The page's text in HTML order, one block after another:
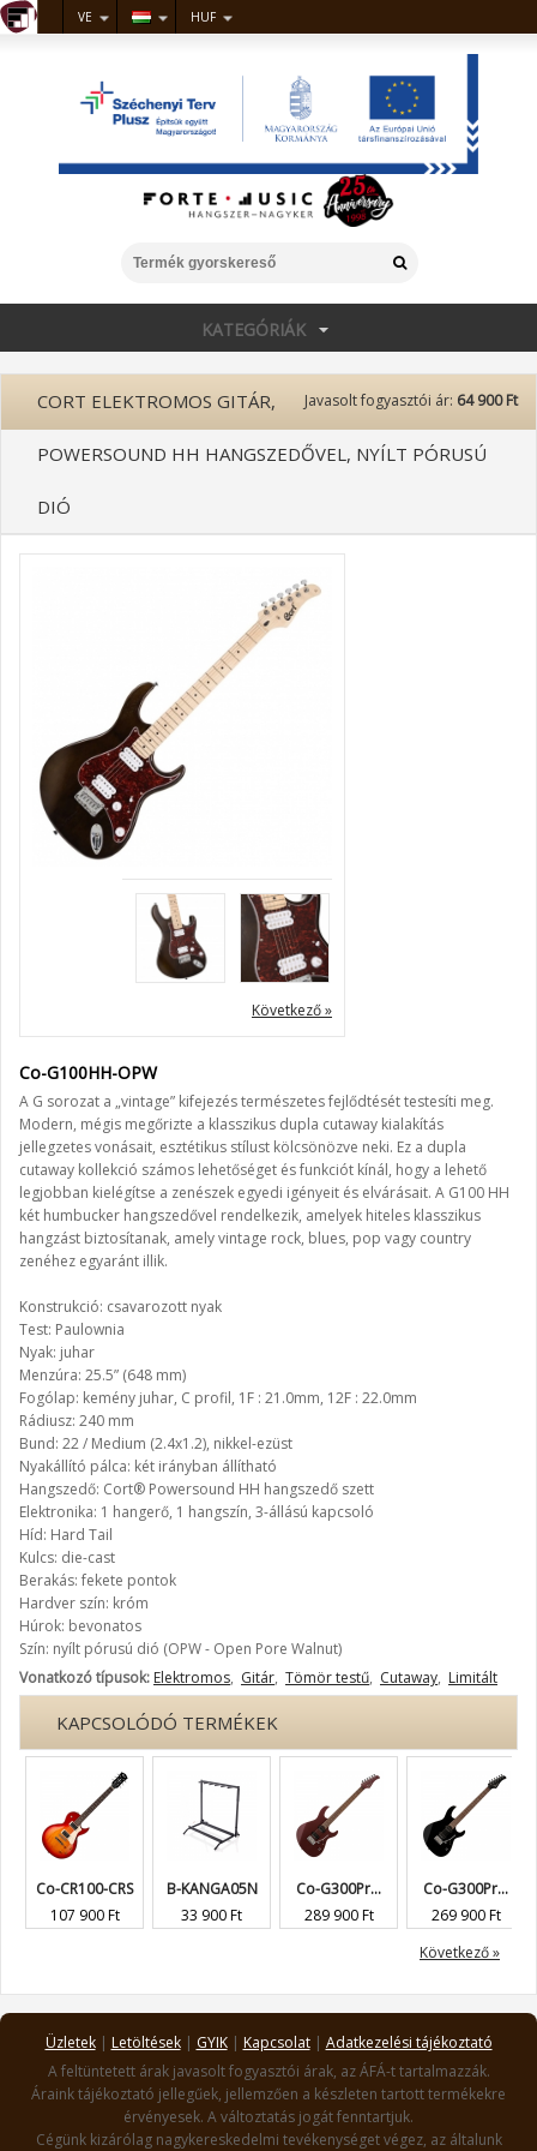
VE HUF
KATEGÓRIÁK
Javasolt fogyasztói ár: 64 900 Ft
CORT ELEKTROMOS GITÁR,
POWERSOUND HH HANGSZEDŐVEL, NYÍLT PÓRUSÚ
DIÓ
Következő »
Co-G100HH-OPW
A G sorozat a „vintage” kifejezés természetes fejlődtését testesíti meg.
Modern, mégis megőrizte a klasszikus dupla cutaway kialakítás
jellegzetes vonásait, esztétikus stílust kölcsönözve neki. Ez a dupla
cutaway kollekció számos lehetőséget és funkciót kínál, hogy a lehető
legjobban kielégítse a zenészek egyedi igényeit és elvárásait. A G100 HH
két humbucker hangszedővel rendelkezik, amelyek hiteles klasszikus
hangzást biztosítanak, amely vintage rock, blues, pop vagy country
zenéhez egyaránt illik.
Konstrukció: csavarozott nyak
Test: Paulownia
Nyak: juhar
Menzúra: 25.5” (648 mm)
Fogólap: kemény juhar, C profil, 1F : 21.0mm, 12F : 22.0mm
Rádiusz: 240 mm
Bund: 22 / Medium (2.4x1.2), nikkel-ezüst
Nyakállító pálca: két irányban állítható
Hangszedő: Cort® Powersound HH hangszedő szett
Elektronika: 1 hangerő, 1 hangszín, 3-állású kapcsoló
Híd: Hard Tail
Kulcs: die-cast
Berakás: fekete pontok
Hardver szín: króm
Húrok: bevonatos
Szín: nyílt pórusú dió (OPW - Open Pore Walnut)
Vonatkozó típusok: Elektromos, Gitár, Tömör testű, Cutaway, Limitált
KAPCSOLÓDÓ TERMÉKEK
Co-CR100-CRS
107 900 Ft
B-KANGA05N
33 900 Ft
Co-G300Pr...
289 900 Ft
Co-G300Pr...
269 900 Ft
Következő »
Üzletek| Letöltések| GYIK| Kapcsolat| Adatkezelési tájékoztató
A feltüntetett árak javasolt fogyasztói árak, az ÁFÁ-t tartalmazzák.
Áraink tájékoztató jellegűek, jellemzően a készleten tartott termékekre
érvényesek. A változtatás jogát fenntartjuk.
Cégünk kizárólag nagykereskedelmi tevékenységet végez, az általunk